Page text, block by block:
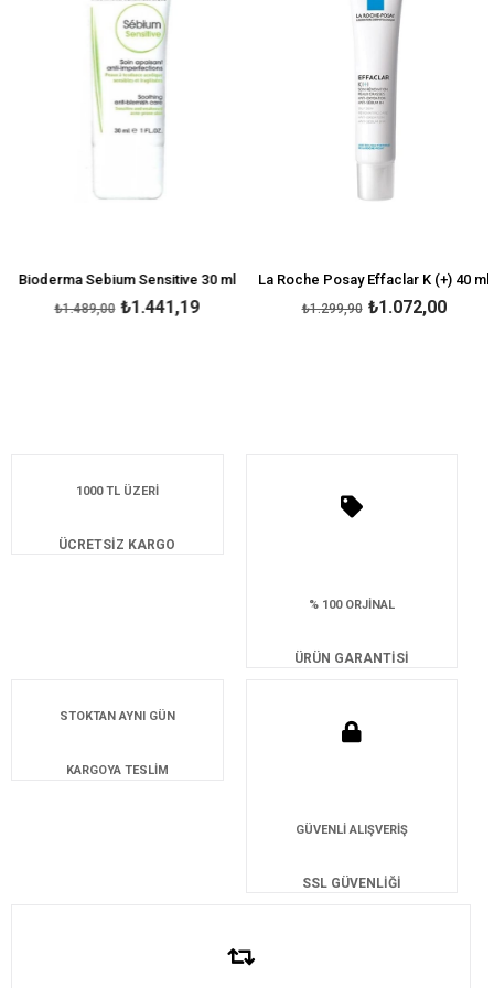
Bioderma Sebium Sensitive 30 ml
₺1.441,19
₺1.489,00
La Roche Posay Effaclar K (+) 40 ml
₺1.072,00
₺1.299,90
1000 TL ÜZERİ
ÜCRETSİZ KARGO
% 100 ORJİNAL
ÜRÜN GARANTİSİ
STOKTAN AYNI GÜN
KARGOYA TESLİM
GÜVENLİ ALIŞVERİŞ
SSL GÜVENLİĞİ